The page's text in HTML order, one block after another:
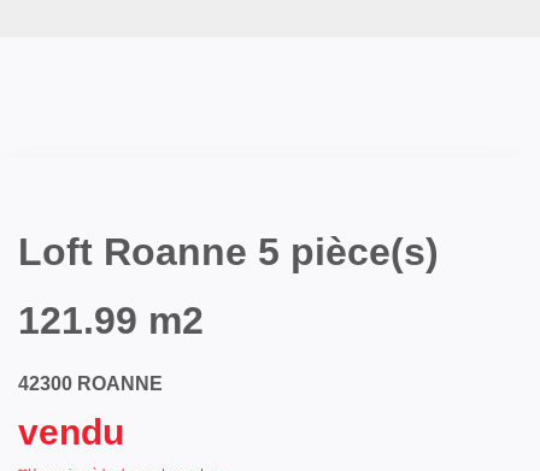
Loft Roanne 5 pièce(s)
121.99 m2
42300 ROANNE
vendu